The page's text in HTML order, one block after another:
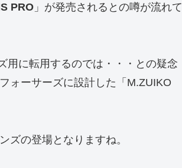
PRO 」が発売されるとの噂が流れて
用に転用するのでは・・・との疑念
ォーサーズに設計した「M.ZUIKO
ズの登場となりますね。